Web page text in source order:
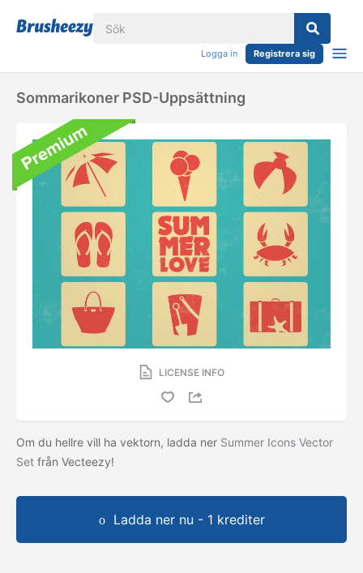
Logga in Registrera sig
Sommarikoner PSD-Uppsättning
LICENSE INFO
Om du hellre vill ha vektorn, ladda ner Summer Icons Vector
Set från Vecteezy!
Ladda ner nu - 1 krediter